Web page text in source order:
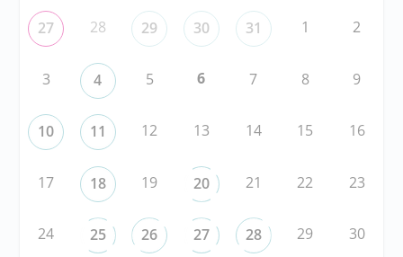
27 28 29 30 31 1 2
3 4 5 6 7 8 9
10 11 12 13 14 15 16
17 18 19 20 21 22 23
24 25 26 27 28 29 30